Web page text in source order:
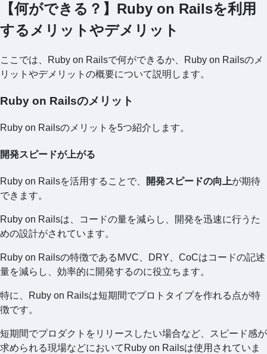
【何ができる？】Ruby on Railsを利用
するメリットやデメリット
ここでは、Ruby on Railsで何ができるか、Ruby on Railsのメ
リットやデメリットの概要について説明します。
Ruby on Railsのメリット
Ruby on Railsのメリットを5つ紹介します。
開発スピードが上がる
Ruby on Railsを活用することで、 開発スピードの向上が期待
できます。
Ruby on Railsは、コードの量を減らし、開発を迅速に行うた
めの設計がされています。
Ruby on Railsの特徴であるMVC、DRY、CoCはコードの記述
量を減らし、効率的に開発するのに役立ちます。
特に、Ruby on Railsは短期間でプロトタイプを作れる点が特
徴です。
短期間でプロダクトをリリースしたい場合など、スピード感が
求められる現場などにおいてRuby on Railsは使用されていま